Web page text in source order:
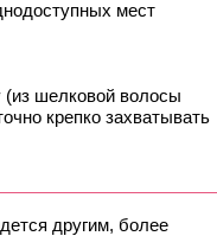
мест
(из шелковой волосы
крепко захватывать
другим, более